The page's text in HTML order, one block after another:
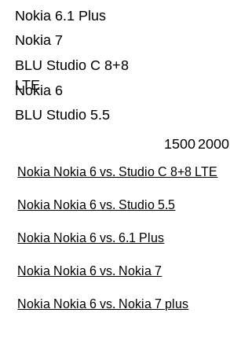
BLU Studio 5.5
Nokia 6
BLU Studio C 8+8
LTE
Nokia 7
Nokia 6.1 Plus
15002000
Nokia Nokia 6 vs. Studio C 8+8 LTE
Nokia Nokia 6 vs. Studio 5.5
Nokia Nokia 6 vs. 6.1 Plus
Nokia Nokia 6 vs. Nokia 7
Nokia Nokia 6 vs. Nokia 7 plus